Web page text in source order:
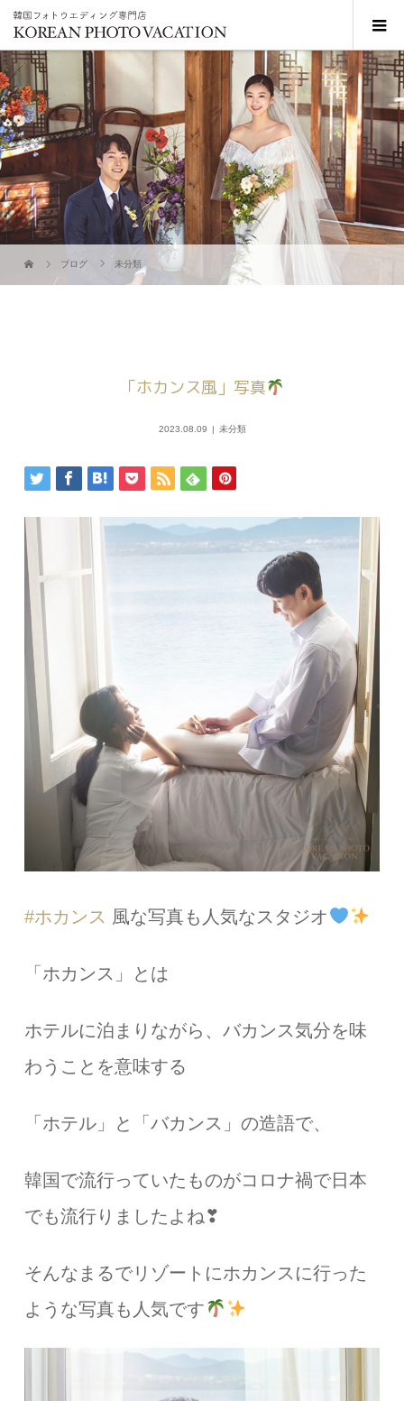
ブログ 未分類
「ホカンス風」写真
2023.08.09 未分類
#ホカンス 風な写真も人気なスタジオ
「ホカンス」とは
ホテルに泊まりながら、バカンス気分を味
わうことを意味する
「ホテル」と「バカンス」の造語で、
韓国で流行っていたものがコロナ禍で日本
でも流行りましたよね❣
そんなまるでリゾートにホカンスに行った
ような写真も人気です